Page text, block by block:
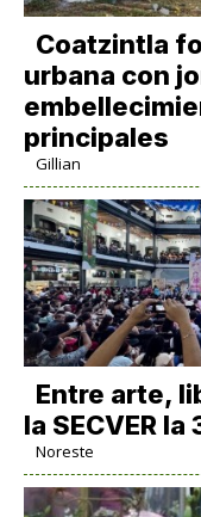
Coatzintla
urbana con
principales
Gillian
Entre arte,
la SECVER la
Noreste